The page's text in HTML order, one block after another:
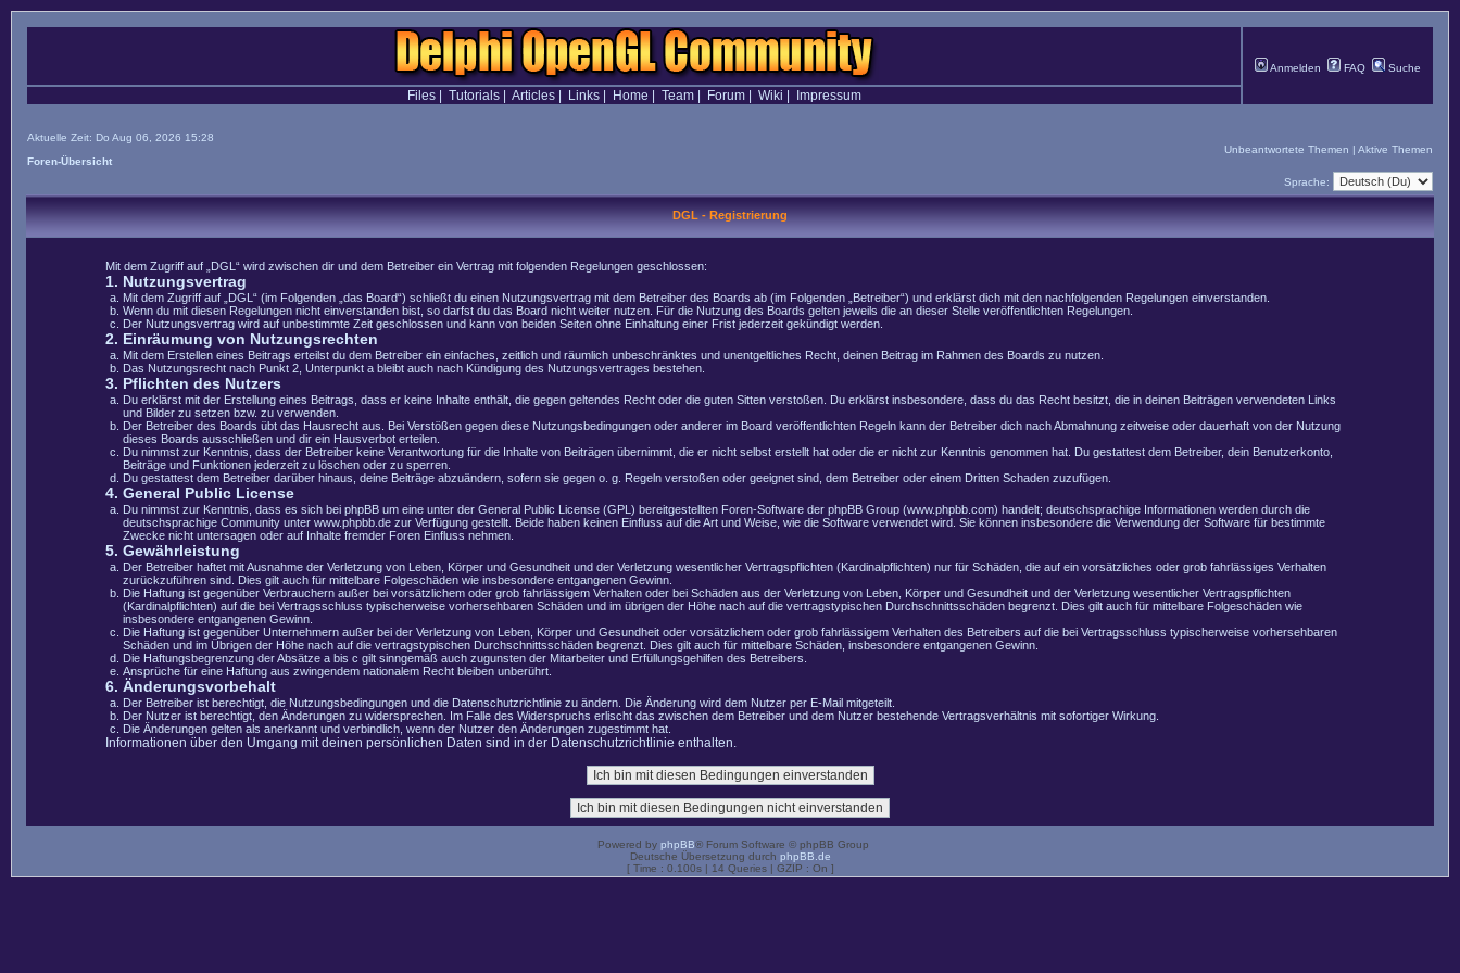
Anmelden FAQ Suche
Files| Tutorials| Articles| Links| Home Team| Forum| Wiki Impressum
Aktuelle Zeit: Do Aug 06, 2026 15:28
Foren-Übersicht
Unbeantwortete Themen | Aktive Themen
Sprache:
DGL - Registrierung
Mit dem Zugriff auf „DGL“ wird zwischen dir und dem Betreiber ein Vertrag mit folgenden Regelungen geschlossen:
1. Nutzungsvertrag
Mit dem Zugriff auf „DGL“ (im Folgenden „das Board“) schließt du einen Nutzungsvertrag mit dem Betreiber des Boards ab (im Folgenden „Betreiber“) und erklärst dich mit den nachfolgenden Regelungen einverstanden.
Wenn du mit diesen Regelungen nicht einverstanden bist, so darfst du das Board nicht weiter nutzen. Für die Nutzung des Boards gelten jeweils die an dieser Stelle veröffentlichten Regelungen.
Der Nutzungsvertrag wird auf unbestimmte Zeit geschlossen und kann von beiden Seiten ohne Einhaltung einer Frist jederzeit gekündigt werden.
2. Einräumung von Nutzungsrechten
Mit dem Erstellen eines Beitrags erteilst du dem Betreiber ein einfaches, zeitlich und räumlich unbeschränktes und unentgeltliches Recht, deinen Beitrag im Rahmen des Boards zu nutzen.
Das Nutzungsrecht nach Punkt 2, Unterpunkt a bleibt auch nach Kündigung des Nutzungsvertrages bestehen.
3. Pflichten des Nutzers
Du erklärst mit der Erstellung eines Beitrags, dass er keine Inhalte enthält, die gegen geltendes Recht oder die guten Sitten verstoßen. Du erklärst insbesondere, dass du das Recht besitzt, die in deinen Beiträgen verwendeten Links
und Bilder zu setzen bzw. zu verwenden.
Der Betreiber des Boards übt das Hausrecht aus. Bei Verstößen gegen diese Nutzungsbedingungen oder anderer im Board veröffentlichten Regeln kann der Betreiber dich nach Abmahnung zeitweise oder dauerhaft von der Nutzung
dieses Boards ausschließen und dir ein Hausverbot erteilen.
Du nimmst zur Kenntnis, dass der Betreiber keine Verantwortung für die Inhalte von Beiträgen übernimmt, die er nicht selbst erstellt hat oder die er nicht zur Kenntnis genommen hat. Du gestattest dem Betreiber, dein Benutzerkonto,
Beiträge und Funktionen jederzeit zu löschen oder zu sperren.
Du gestattest dem Betreiber darüber hinaus, deine Beiträge abzuändern, sofern sie gegen o. g. Regeln verstoßen oder geeignet sind, dem Betreiber oder einem Dritten Schaden zuzufügen.
4. General Public License
Du nimmst zur Kenntnis, dass es sich bei phpBB um eine unter der General Public License (GPL) bereitgestellten Foren-Software der phpBB Group (www.phpbb.com) handelt; deutschsprachige Informationen werden durch die
deutschsprachige Community unter www.phpbb.de zur Verfügung gestellt. Beide haben keinen Einfluss auf die Art und Weise, wie die Software verwendet wird. Sie können insbesondere die Verwendung der Software für bestimmte
Zwecke nicht untersagen oder auf Inhalte fremder Foren Einfluss nehmen.
5. Gewährleistung
Der Betreiber haftet mit Ausnahme der Verletzung von Leben, Körper und Gesundheit und der Verletzung wesentlicher Vertragspflichten (Kardinalpflichten) nur für Schäden, die auf ein vorsätzliches oder grob fahrlässiges Verhalten
zurückzuführen sind. Dies gilt auch für mittelbare Folgeschäden wie insbesondere entgangenen Gewinn.
Die Haftung ist gegenüber Verbrauchern außer bei vorsätzlichem oder grob fahrlässigem Verhalten oder bei Schäden aus der Verletzung von Leben, Körper und Gesundheit und der Verletzung wesentlicher Vertragspflichten
(Kardinalpflichten) auf die bei Vertragsschluss typischerweise vorhersehbaren Schäden und im übrigen der Höhe nach auf die vertragstypischen Durchschnittsschäden begrenzt. Dies gilt auch für mittelbare Folgeschäden wie
insbesondere entgangenen Gewinn.
Die Haftung ist gegenüber Unternehmern außer bei der Verletzung von Leben, Körper und Gesundheit oder vorsätzlichem oder grob fahrlässigem Verhalten des Betreibers auf die bei Vertragsschluss typischerweise vorhersehbaren
Schäden und im Übrigen der Höhe nach auf die vertragstypischen Durchschnittsschäden begrenzt. Dies gilt auch für mittelbare Schäden, insbesondere entgangenen Gewinn.
Die Haftungsbegrenzung der Absätze a bis c gilt sinngemäß auch zugunsten der Mitarbeiter und Erfüllungsgehilfen des Betreibers.
Ansprüche für eine Haftung aus zwingendem nationalem Recht bleiben unberührt.
6. Änderungsvorbehalt
Der Betreiber ist berechtigt, die Nutzungsbedingungen und die Datenschutzrichtlinie zu ändern. Die Änderung wird dem Nutzer per E-Mail mitgeteilt.
Der Nutzer ist berechtigt, den Änderungen zu widersprechen. Im Falle des Widerspruchs erlischt das zwischen dem Betreiber und dem Nutzer bestehende Vertragsverhältnis mit sofortiger Wirkung.
Die Änderungen gelten als anerkannt und verbindlich, wenn der Nutzer den Änderungen zugestimmt hat.
Informationen über den Umgang mit deinen persönlichen Daten sind in der Datenschutzrichtlinie enthalten.
Powered by phpBB® Forum Software © phpBB Group
Deutsche Übersetzung durch phpBB.de
[ Time : 0.100s | 14 Queries | GZIP : On ]